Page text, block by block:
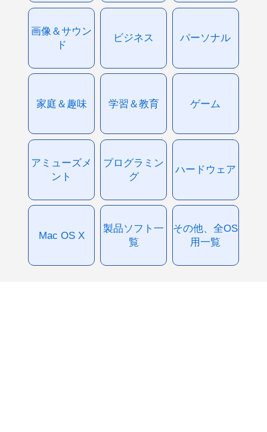
画像＆サウン
ド
ビジネス パーソナル
家庭＆趣味 学習＆教育 ゲーム
アミューズメ
ント
プログラミン
グ
ハードウェア
Mac OS X
製品ソフト一
覧
その他、全OS
用一覧